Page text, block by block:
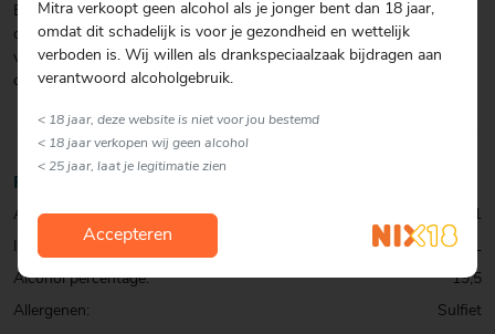
Een volle witte Port, speciaal ontwikkeld om met ijs te drinken! Een
onverwachte combinatie die bewijst dat respect voor het erfgoed
van het oudste porthuis ter wereld ook betekent dat je de regels
durft te doorbreken.
Productinformatie
Artikelcode:
0001071581
Inhoud:
75 CL
Alcohol percentage:
19,5
Allergenen:
Sulfiet
Mitra verkoopt geen alcohol als je jonger bent dan 18 jaar,
omdat dit schadelijk is voor je gezondheid en wettelijk
verboden is. Wij willen als drankspeciaalzaak bijdragen aan
verantwoord alcoholgebruik.
< 18 jaar, deze website is niet voor jou bestemd
< 18 jaar verkopen wij geen alcohol
< 25 jaar, laat je legitimatie zien
Accepteren